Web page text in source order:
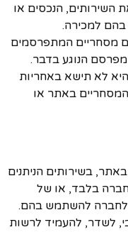
השירותים, הנכסים או
בהם למכירה.
מסחריים המתפרסמים
הנוגע בדבר.
לא תישא באחריות
המסחריים באתר או
באתר, בשירותים הניתנים
בלבד, או של
לחברה להשתמש בהם.
לשדר, להעמיד לרשות